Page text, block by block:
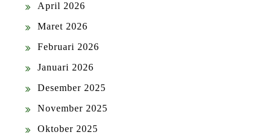
April 2026
Maret 2026
Februari 2026
Januari 2026
Desember 2025
November 2025
Oktober 2025